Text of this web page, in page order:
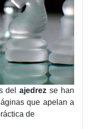
delajedrez se han
que apelan a
de